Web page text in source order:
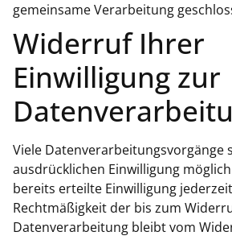
gemeinsame Verarbeitung
Widerruf Ihrer
Einwilligung zur
Viele Datenverarbeitungsvorgänge
ausdrücklichen Einwilligung
bereits erteilte Einwilligung
Rechtmäßigkeit der bis zum
Datenverarbeitung bleibt vom